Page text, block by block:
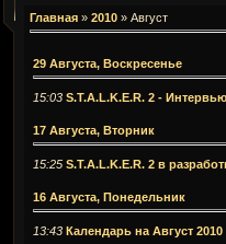
Главная » 2010 » Август
29 Августа, Воскресенье
15:03 S.T.A.L.K.E.R. 2 -
17 Августа, Вторник
15:25 S.T.A.L.K.E.R. 2 в
16 Августа, Понедельник
13:43 Календарь на Август 2010